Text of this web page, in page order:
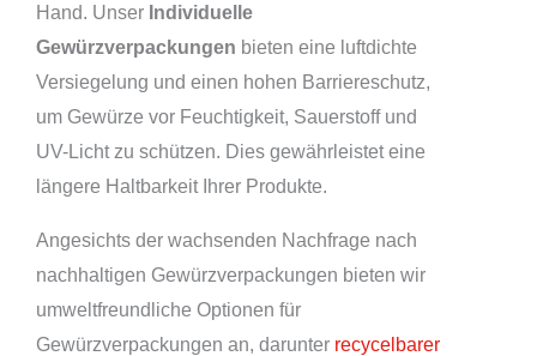
Hand. Unser Individuelle
Gewürzverpackungen bieten eine luftdichte
Versiegelung und einen hohen Barriereschutz,
um Gewürze vor Feuchtigkeit, Sauerstoff und
UV-Licht zu schützen. Dies gewährleistet eine
längere Haltbarkeit Ihrer Produkte.
Angesichts der wachsenden Nachfrage nach
nachhaltigen Gewürzverpackungen bieten wir
umweltfreundliche Optionen für
Gewürzverpackungen an, darunter recycelbarer